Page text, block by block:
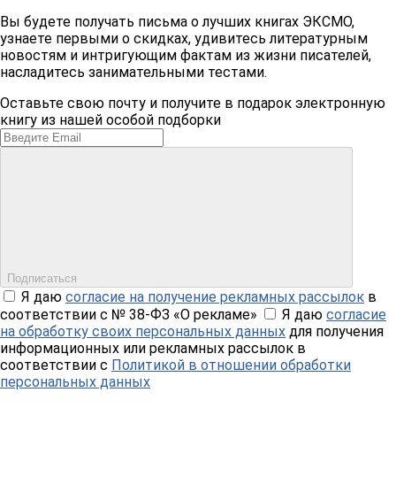
Вы будете получать письма о лучших книгах ЭКСМО,
узнаете первыми о скидках, удивитесь литературным
новостям и интригующим фактам из жизни писателей,
насладитесь занимательными тестами.
Оставьте свою почту и получите в подарок электронную
книгу из нашей особой подборки
Подписаться
Я даю согласие на получение рекламных рассылок в
соответствии с № 38-ФЗ «О рекламе»
Я даю согласие
на обработку своих персональных данных для получения
информационных или рекламных рассылок в
соответствии с Политикой в отношении обработки
персональных данных